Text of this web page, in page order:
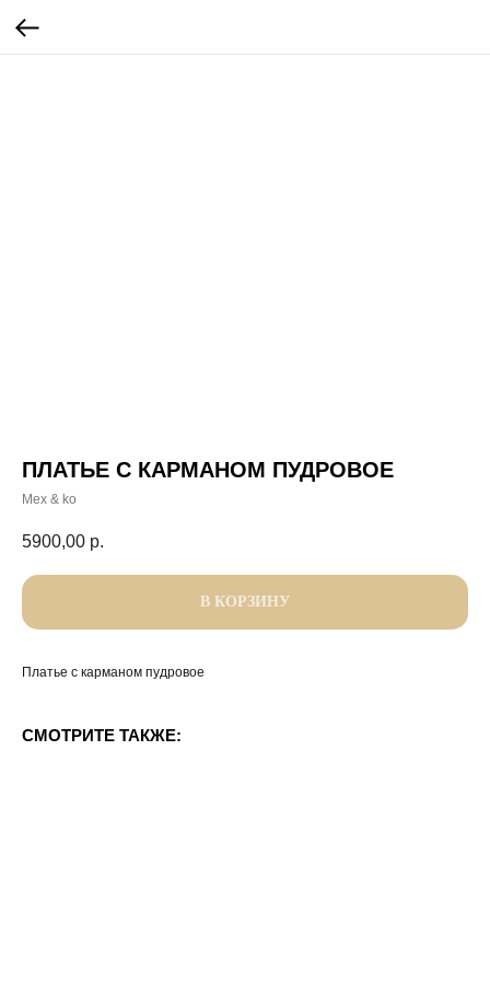
ПЛАТЬЕ С КАРМАНОМ ПУДРОВОЕ
Mex & ko
5900,00 р.
В КОРЗИНУ
Платье с карманом пудровое
СМОТРИТЕ ТАКЖЕ: